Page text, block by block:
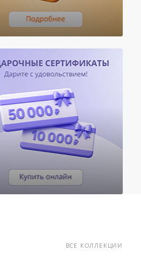
ВСЕ КОЛЛЕКЦИИ